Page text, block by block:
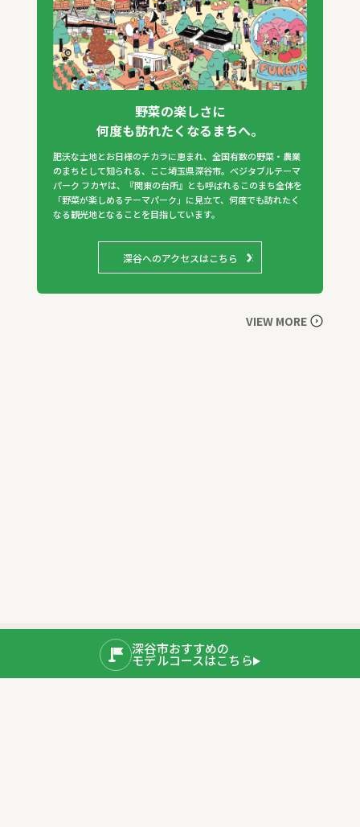
野菜の楽しさに
何度も訪れたくなるまちへ。
肥沃な土地とお日様のチカラに恵まれ、全国有数の野菜・農業
のまちとして知られる、ここ埼玉県深谷市。ベジタブルテーマ
パーク フカヤは、『関東の台所』とも呼ばれるこのまち全体を
「野菜が楽しめるテーマパーク」に見立て、何度でも訪れたく
なる観光地となることを目指しています。
深谷へのアクセスはこちら
VIEW MORE
深谷市おすすめの
モデルコースはこちら